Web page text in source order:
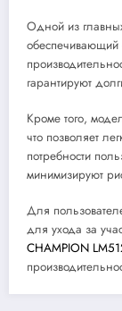
Одной из
обеспечивающий
гарантируют
Кроме того,
что позволяет
потребности
минимизируют
Для
для ухода за
CHAMPION